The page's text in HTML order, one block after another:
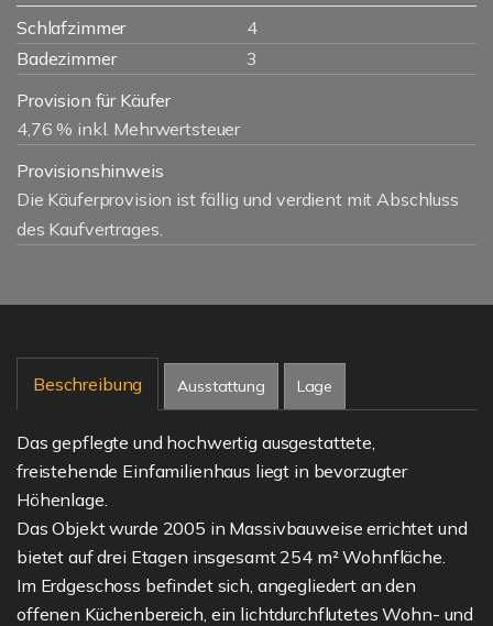
Schlafzimmer
4
Badezimmer
3
Provision für Käufer
4,76 % inkl. Mehrwertsteuer
Provisionshinweis
Die Käuferprovision ist fällig und verdient mit Abschluss
des Kaufvertrages.
Beschreibung Ausstattung Lage
Das gepflegte und hochwertig ausgestattete,
freistehende Einfamilienhaus liegt in bevorzugter
Höhenlage.
Das Objekt wurde 2005 in Massivbauweise errichtet und
bietet auf drei Etagen insgesamt 254 m² Wohnfläche.
Im Erdgeschoss befindet sich, angegliedert an den
offenen Küchenbereich, ein lichtdurchflutetes Wohn- und